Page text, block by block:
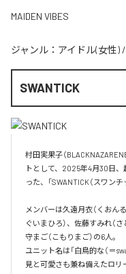
MAIDEN VIBES
ジャンル： アイドル(女性) /
SWANTICK
村田実果子（
トとして、2025年4月30日、
った、「SWANTICK（スワンチッ
メンバーは久遠月衣（くおん
ぐいまひろ）、佐藤すみれ（
守まご（こもりまご）の6人。
ユニット名は「白鳥的な（＝
見と可愛さも兼ね備えたロリ